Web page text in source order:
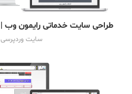
طراحی سایت خدماتی رایمون وب | RaymonWeb.Com
سایت وردپرسی